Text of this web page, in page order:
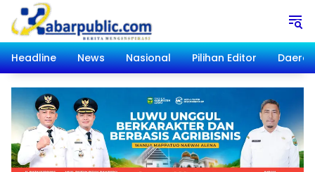
Langsung
konten
Headline
News Nasional Pilihan Editor Daerah